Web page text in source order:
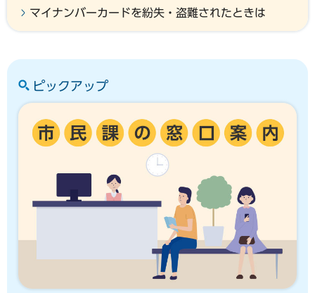
マイナンバーカードを紛失・盗難されたときは
ピックアップ